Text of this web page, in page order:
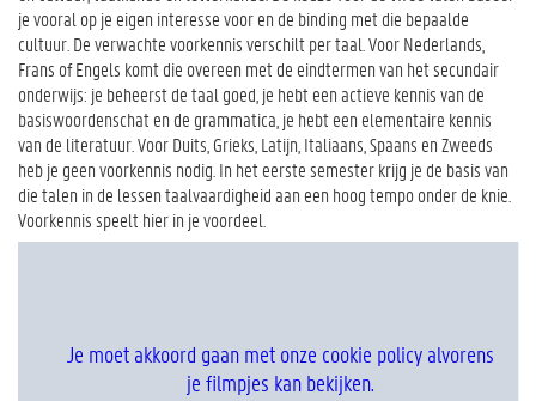
je vooral op je eigen interesse voor en de binding met die bepaalde
cultuur. De verwachte voorkennis verschilt per taal. Voor Nederlands,
Frans of Engels komt die overeen met de eindtermen van het secundair
onderwijs: je beheerst de taal goed, je hebt een actieve kennis van de
basiswoordenschat en de grammatica, je hebt een elementaire kennis
van de literatuur. Voor Duits, Grieks, Latijn, Italiaans, Spaans en Zweeds
heb je geen voorkennis nodig. In het eerste semester krijg je de basis van
die talen in de lessen taalvaardigheid aan een hoog tempo onder de knie.
Voorkennis speelt hier in je voordeel.
Je moet akkoord gaan met onze cookie policy alvorens
je filmpjes kan bekijken.